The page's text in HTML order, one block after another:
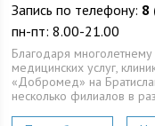
Запись по телефону: 8
пн-пт: 8.00-21.00
Благодаря
медицинских услуг,
«Добромед» на
несколько филиалов в